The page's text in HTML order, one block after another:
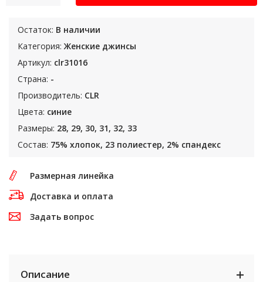
Остаток: В наличии
Категория:Женские джинсы
Артикул: clr31016
Страна: -
Производитель: CLR
Цвета: синие
Размеры: 28, 29, 30, 31, 32, 33
Состав: 75% хлопок, 23 полиестер, 2% спандекс
Размерная линейка
Доставка и оплата
Задать вопрос
Описание